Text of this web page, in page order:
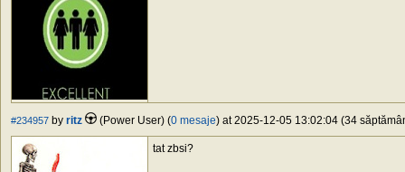
#234957 by ritz (Power User) (0 mesaje) at 2025-12-05 13:02:04 (34
tat zbsi?